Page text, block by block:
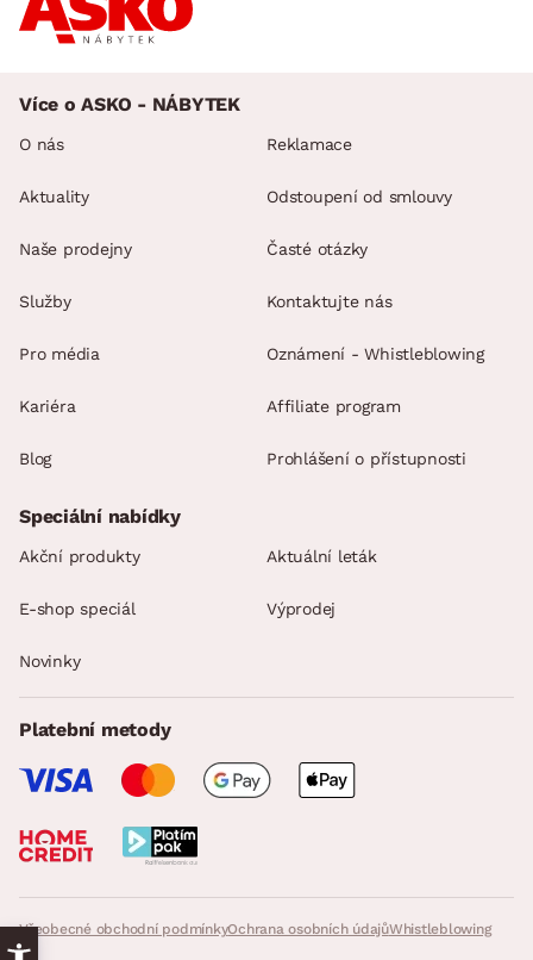
Více o ASKO - NÁBYTEK
O nás
Aktuality
Naše prodejny
Služby
Pro média
Kariéra
Blog
Reklamace
Odstoupení od smlouvy
Časté otázky
Kontaktujte nás
Oznámení - Whistleblowing
Affiliate program
Prohlášení o přístupnosti
Všeobecné obchodní podmínkyOchrana osobních údajůWhistleblowing
Speciální nabídky
Akční produkty Aktuální leták
E-shop speciál Výprodej
Novinky
Platební metody